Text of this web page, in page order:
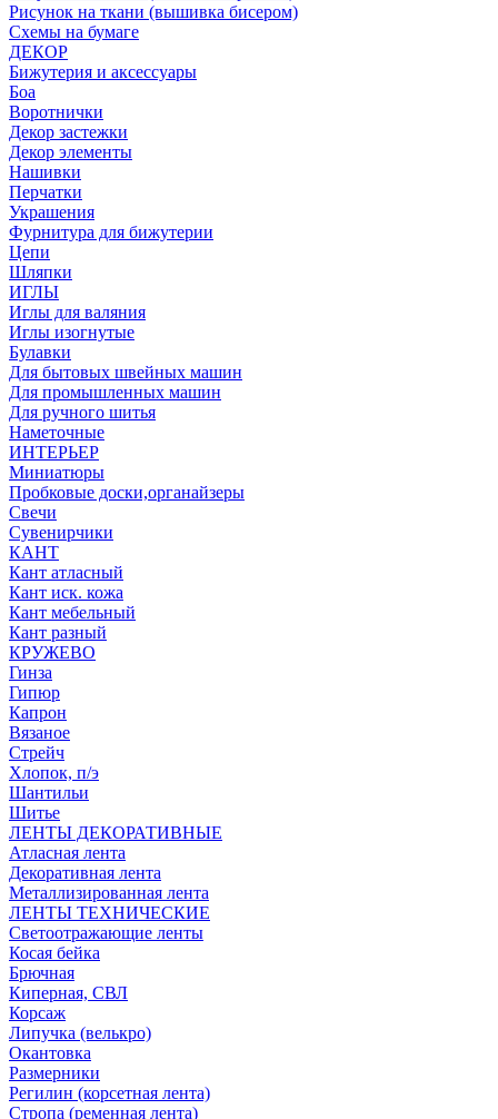
Рисунок на ткани (вышивка бисером)
Схемы на бумаге
ДЕКОР
Бижутерия и аксессуары
Боа
Воротнички
Декор застежки
Декор элементы
Нашивки
Перчатки
Украшения
Фурнитура для бижутерии
Цепи
Шляпки
ИГЛЫ
Иглы для валяния
Иглы изогнутые
Булавки
Для бытовых швейных машин
Для промышленных машин
Для ручного шитья
Наметочные
ИНТЕРЬЕР
Миниатюры
Пробковые доски,органайзеры
Свечи
Сувенирчики
КАНТ
Кант атласный
Кант иск. кожа
Кант мебельный
Кант разный
КРУЖЕВО
Гинза
Гипюр
Капрон
Вязаное
Стрейч
Хлопок, п/э
Шантильи
Шитье
ЛЕНТЫ ДЕКОРАТИВНЫЕ
Атласная лента
Декоративная лента
Металлизированная лента
ЛЕНТЫ ТЕХНИЧЕСКИЕ
Светоотражающие ленты
Косая бейка
Брючная
Киперная, СВЛ
Корсаж
Липучка (велькро)
Окантовка
Размерники
Регилин (корсетная лента)
Стропа (ременная лента)